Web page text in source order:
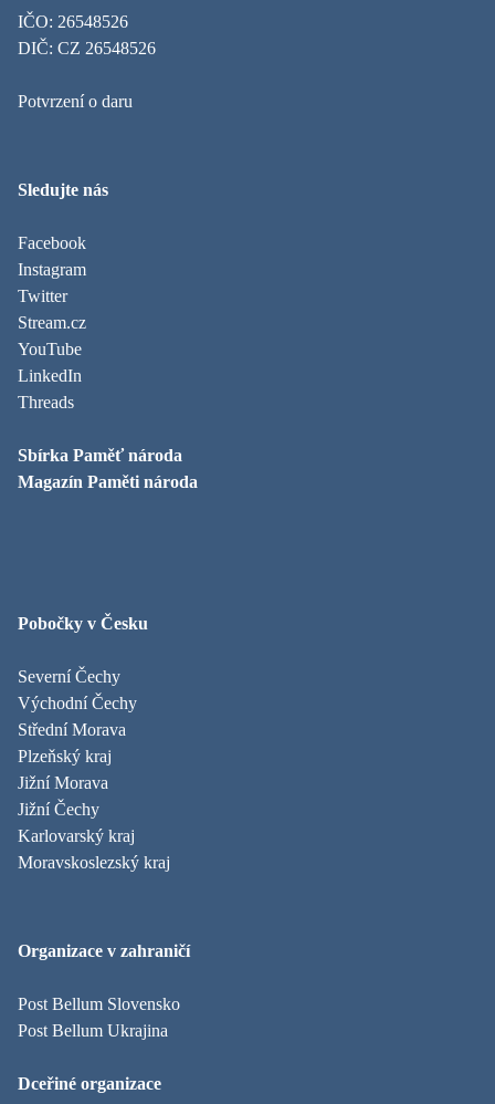
IČO: 26548526
DIČ: CZ 26548526
Potvrzení o daru
Sledujte nás
Facebook
Instagram
Twitter
Stream.cz
YouTube
LinkedIn
Threads
Sbírka Paměť národa
Magazín Paměti národa
Pobočky v Česku
Severní Čechy
Východní Čechy
Střední Morava
Plzeňský kraj
Jižní Morava
Jižní Čechy
Karlovarský kraj
Moravskoslezský kraj
Organizace v zahraničí
Post Bellum Slovensko
Post Bellum Ukrajina
Dceřiné organizace